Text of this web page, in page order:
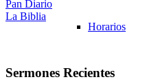
Horarios
Pan Diario
La Biblia
Sermones Recientes